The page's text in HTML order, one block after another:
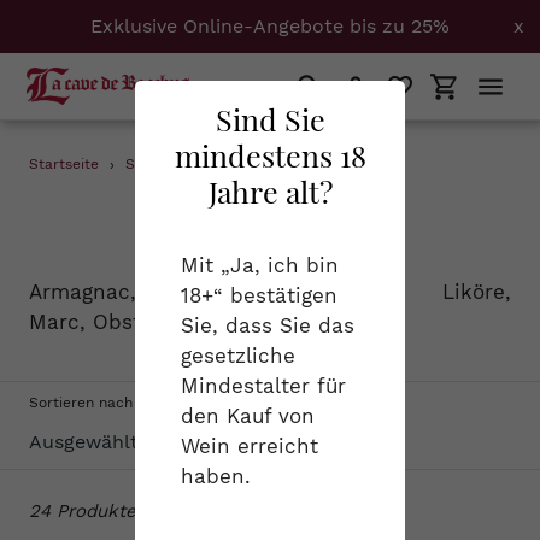
Sind Sie
mindestens 18
Jahre alt?
Mit „Ja, ich bin
18+“ bestätigen
Sie, dass Sie das
gesetzliche
Mindestalter für
den Kauf von
Wein erreicht
haben.
Direkt
Exklusive Online-Angebote bis zu 25% x
Einloggen
Startseite › Spirituosen › 1.5 + Elsass + Savoyen
a
m
m
u
n
Spirituosen
Armagnac, Cognac, Calvados, Liköre,
Marc, Obstbrand...
Sortieren nach
24 Produkte